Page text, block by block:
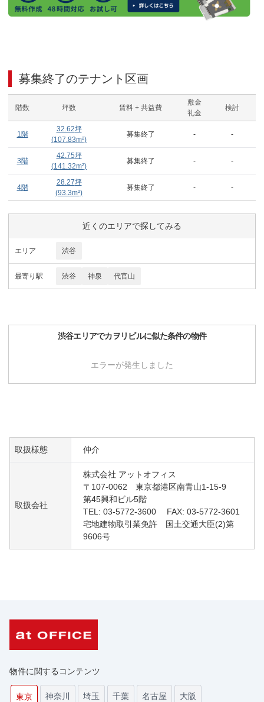
募集終了のテナント区画
階数 坪数 賃料 + 共益費
敷金
礼金
検討
1階
32.62坪
(107.83m²)
募集終了 - -
3階
42.75坪
(141.32m²)
募集終了 - -
4階
28.27坪
(93.3m²)
募集終了 - -
近くのエリアで探してみる
エリア 渋谷
最寄り駅 渋谷 神泉 代官山
渋谷エリアでカヲリビルに似た条件の物件
エラーが発生しました
取扱様態 仲介
取扱会社
株式会社 アットオフィス
〒107-0062 東京都港区南青山1-15-9
第45興和ビル5階
TEL: 03-5772-3600 FAX: 03-5772-3601
宅地建物取引業免許 国土交通大臣(2)第
9606号
物件に関するコンテンツ
東京 神奈川 埼玉 千葉 名古屋 大阪